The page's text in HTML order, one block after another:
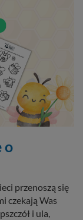
o
przenoszą się
czekają Was
i ula,